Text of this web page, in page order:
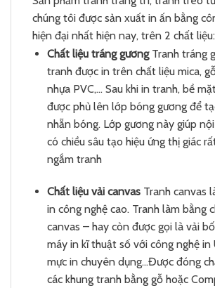
chúng tôi được sản xuất in ấn bằng
hiện đại nhất hiện nay, trên 2 chất liệu:
Chất liệu tráng gương Tranh tráng
tranh được in trên chất liệu mica,
nhựa PVC,… Sau khi in tranh, bề
được phủ lên lớp bóng gương để
nhẵn bóng. Lớp gương này giúp
có chiều sâu tạo hiệu ứng thị giác
ngắm tranh
Chất liệu vải canvas Tranh canvas
in công nghệ cao. Tranh làm bằng
canvas – hay còn được gọi là vải
máy in kĩ thuật số với công nghệ in
mực in chuyên dụng…Được đóng
các khung tranh bằng gỗ hoặc